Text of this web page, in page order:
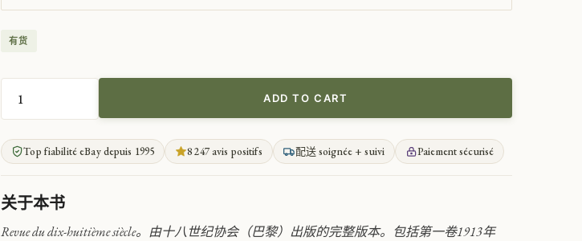
有货
八
世
纪
杂
志
完
整
ADD TO CART
Top fiabilité eBay depuis 1995 8 247 avis positifs 配送 soignée + suivi Paiement sécurisé
关于本书
Revue du dix-huitième siècle。由十八世纪协会（巴黎）出版的完整版本。包括第一卷1913年